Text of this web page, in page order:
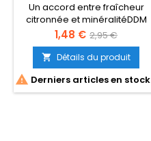
Un accord entre fraîcheur
citronnée et minéralitéDDM
01/09/2026 mais
consommable au-delà
Prix
1,48 € Prix
de
base
2,95 €
 Détails du produit
 Derniers articles en stock